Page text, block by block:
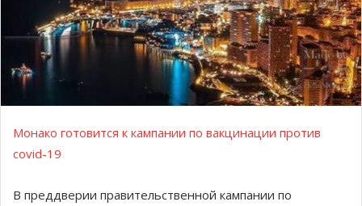
Монако готовится к кампании по вакцинации против
сovid-19
В преддверии правительственной кампании по